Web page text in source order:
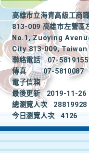
高雄市立海青高級工商
813-009 高雄市左營區
No.1, Zuoying
City 813-009, Taiwan
聯絡電話
07-5819155
傳真
07-5810087
電子信箱
最後更新
2019-11-26
總瀏覽人次
28819928
今日瀏覽人次
4126